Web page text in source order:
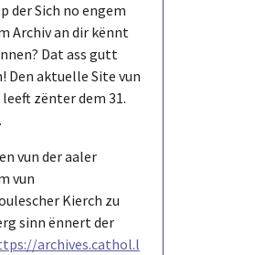
der Sich no engem
Archiv an dir kënnt
Dat ass gutt
Den aktuelle Site vun
zënter dem 31.
vun der aaler
vun
Kierch zu
sinn ënnert der
archives.cathol.l